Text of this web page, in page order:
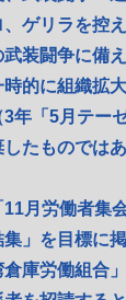
ゲリラを控
装闘争に備
的に組織拡
年「5月テー
たものではあ
月労働者集
」を目標に
庫労働組合